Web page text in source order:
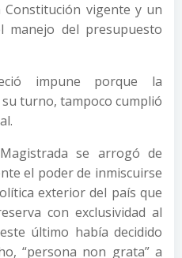
vigente y un
manejo del presupuesto
impune porque la
turno, tampoco cumplió
se arrogó de
el poder de inmiscuirse
exterior del país que
con exclusividad al
último había decidido
“persona non grata” a